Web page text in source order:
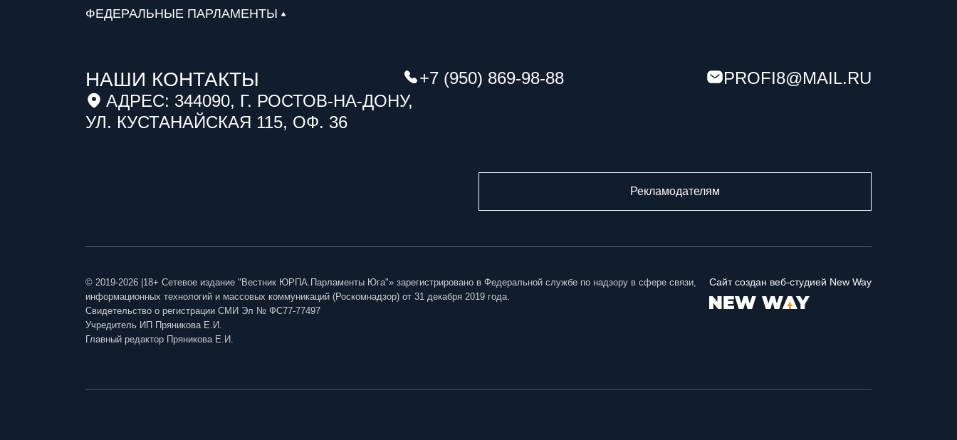
29 июля 2026
А. Ищенко . Донской парламент будет так же
200 курсантов ДГТУ приняли присягу в Майкопе
28 июля 2026
ФЕДЕРАЛЬНЫЕ ПАРЛАМЕНТЫ
НАШИ КОНТАКТЫ +7 (950) 869-98-88
PROFI8@MAIL.RU
АДРЕС: 344090, Г. РОСТОВ-НА-ДОНУ,
УЛ. КУСТАНАЙСКАЯ 115, ОФ. 36
Рекламодателям
© 2019-2026 |18+ Сетевое издание "Вестник ЮРПА.Парламенты Юга"» зарегистрировано в Федеральной службе по надзору в сфере связи,
информационных технологий и массовых коммуникаций (Роскомнадзор) от 31 декабря 2019 года.
Свидетельство о регистрации СМИ Эл № ФС77-77497
Учредитель ИП Пряникова Е.И.
Главный редактор Пряникова Е.И.
Сайт создан веб-студией New Way